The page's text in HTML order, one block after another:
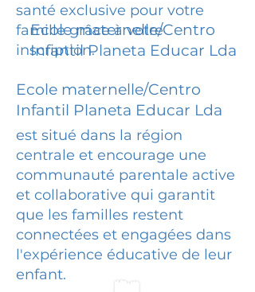
santé exclusive pour votre
famille grâce à votre
inscription.
Ecole maternelle/Centro
Infantil Planeta Educar Lda
Ecole maternelle/Centro
Infantil Planeta Educar Lda
est situé dans la région
centrale et encourage une
communauté parentale active
et collaborative qui garantit
que les familles restent
connectées et engagées dans
l'expérience éducative de leur
enfant.